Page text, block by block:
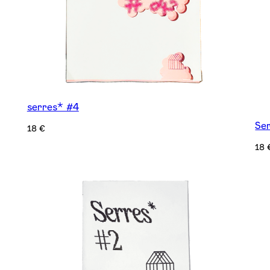
serres* #4
18 €
18